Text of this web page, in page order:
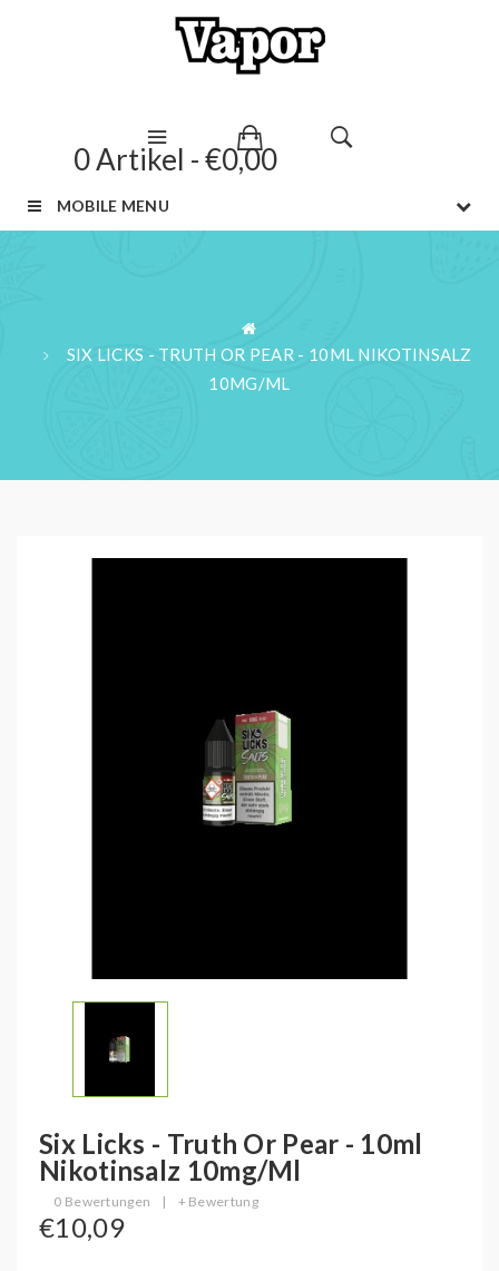
0 Artikel - €0,00
MOBILE MENU
SIX LICKS - TRUTH OR PEAR - 10ML NIKOTINSALZ
10MG/ML
Six Licks - Truth Or Pear - 10ml
Nikotinsalz 10mg/ml
0 Bewertungen | + Bewertung
€10,09